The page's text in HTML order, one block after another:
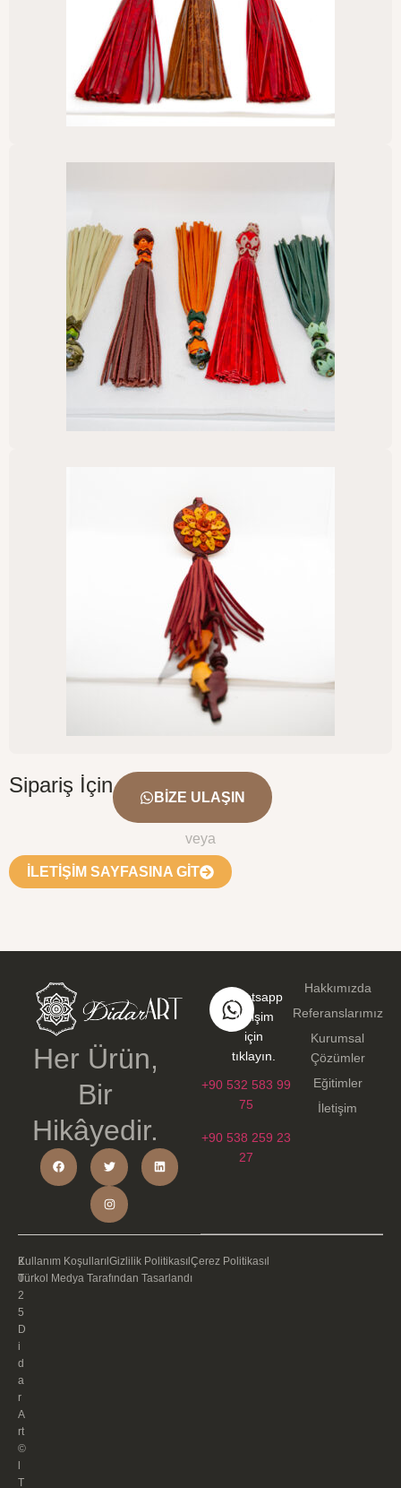
Sipariş İçin
BIZE ULAŞIN
veya
İLETIŞIM SAYFASINA GIT​
Her Ürün,
Bir
Hikâyedir.
Whatsapp
İletişim
için
tıklayın.
+90 532 583 99
75
+90 538 259 23
27
Hakkımızda
Referanslarımız
Kurumsal
Çözümler
Eğitimler
İletişim
2
0
2
5
D
i
d
a
r
A
rt
©
T
Kullanım Koşulları Gizlilik Politikası Çerez Politikası
Türkol Medya Tarafından Tasarlandı